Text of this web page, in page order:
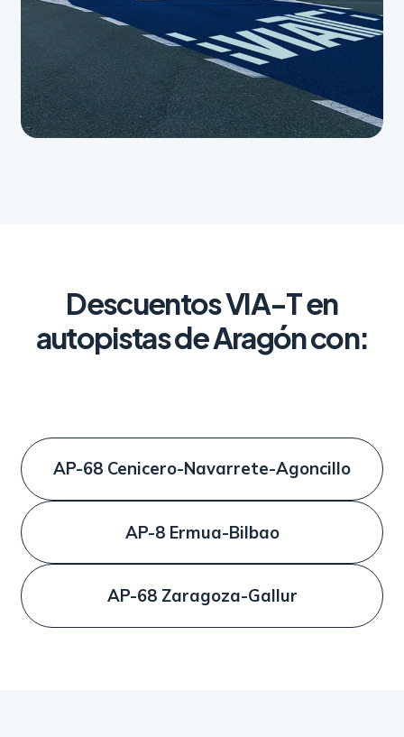
Descuentos VIA-T en
autopistas de Aragón con:
AP-68 Cenicero-Navarrete-Agoncillo
AP-8 Ermua-Bilbao
AP-68 Zaragoza-Gallur